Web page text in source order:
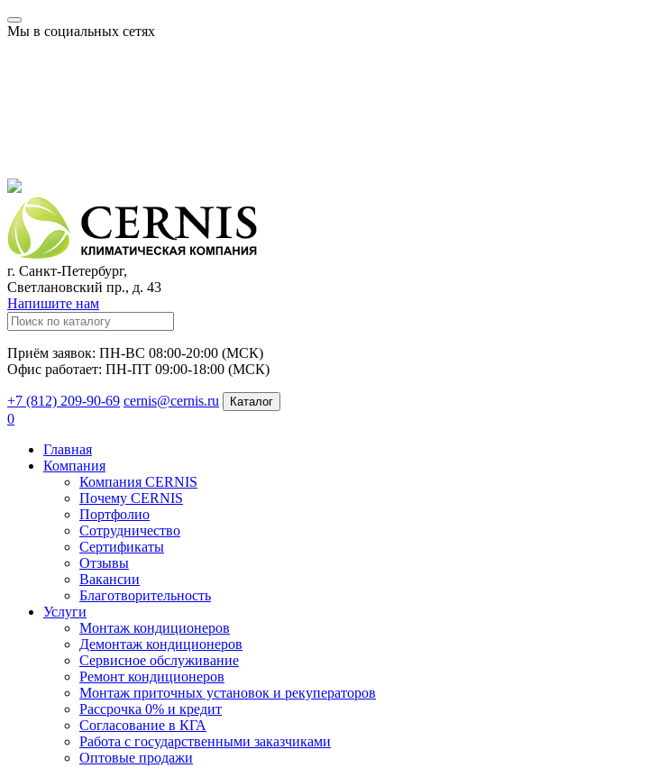
Мы в социальных сетях
г. Санкт-Петербург,
Светлановский пр., д. 43
Напишите нам
Приём заявок: ПН-ВС 08:00-20:00 (МСК)
Офис работает: ПН-ПТ 09:00-18:00 (МСК)
+7 (812) 209-90-69 cernis@cernis.ru Каталог
0
Главная
Компания
Компания CERNIS
Почему CERNIS
Портфолио
Сотрудничество
Сертификаты
Отзывы
Вакансии
Благотворительность
Услуги
Монтаж кондиционеров
Демонтаж кондиционеров
Сервисное обслуживание
Ремонт кондиционеров
Монтаж приточных установок и рекуператоров
Рассрочка 0% и кредит
Согласование в КГА
Работа с государственными заказчиками
Оптовые продажи